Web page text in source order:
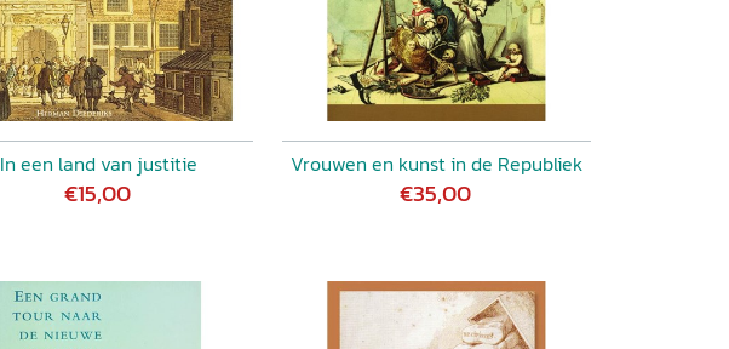
In een land van justitie
€15,00
Vrouwen en kunst in de Republiek
€35,00